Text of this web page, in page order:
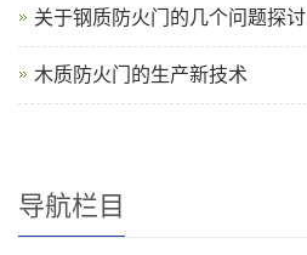
关于钢质防火门的几个问题探讨
木质防火门的生产新技术
导航栏目